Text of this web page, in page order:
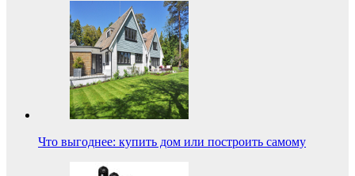
Что выгоднее: купить дом или построить самому